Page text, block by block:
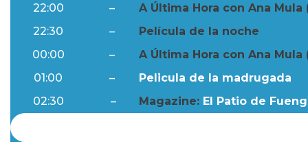
22:00
–
A Última Hora con Ana Mula
22:30
–
Película de la noche
00:00
–
A Última Hora con Ana Mula
01:00
–
Pelicula de la madrugada
02:30
– Magazine: El Patio de